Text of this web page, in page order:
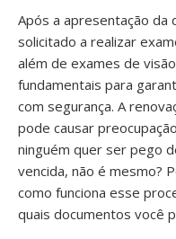
Após a apresentação da
solicitado a realizar
além de exames de
fundamentais para
com segurança. A
pode causar
ninguém quer ser pego
vencida, não é mesmo?
como funciona esse
quais documentos você